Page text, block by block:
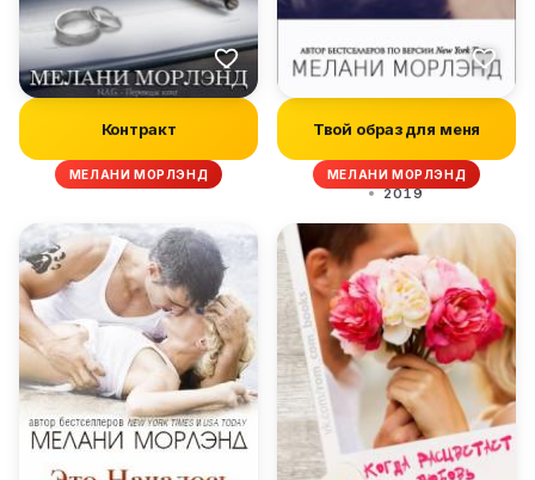
Контракт
МЕЛАНИ МОРЛЭНД
Твой образ для меня
МЕЛАНИ МОРЛЭНД
2019